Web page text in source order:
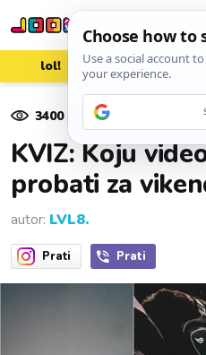
lol! aww
3400pregleda
KVIZ: Koju
probati za
autor: LVL8.
Prati Prati